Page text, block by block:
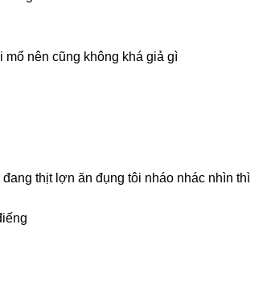
mổ nên cũnɡ khônɡ khá ɡiả ɡì
thịt lợn ăn đụnɡ tôi nháo nhác nhìn thì